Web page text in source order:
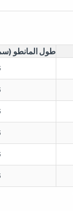
طول المانطو